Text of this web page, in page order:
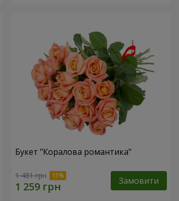
Букет "Коралова романтика"
1 481 грн Замовити